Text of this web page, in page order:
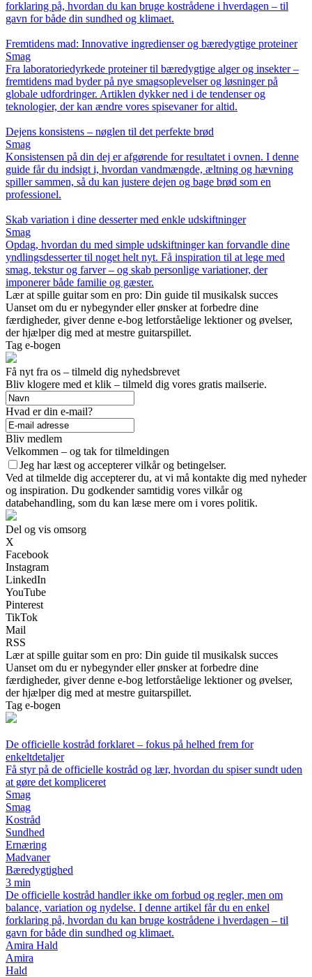
forklaring på, hvordan du kan bruge kostrådene i hverdagen – til
gavn for både din sundhed og klimaet.
Fremtidens mad: Innovative ingredienser og bæredygtige proteiner
Smag
Fra laboratoriedyrkede proteiner til bæredygtige alger og insekter –
fremtidens mad byder på nye smagsoplevelser og løsninger på
globale udfordringer. Artiklen dykker ned i de tendenser og
teknologier, der kan ændre vores spisevaner for altid.
Dejens konsistens – nøglen til det perfekte brød
Smag
Konsistensen på din dej er afgørende for resultatet i ovnen. I denne
guide får du indsigt i, hvordan vandmængde, æltning og hævning
spiller sammen, så du kan justere dejen og bage brød som en
professionel.
Skab variation i dine desserter med enkle udskiftninger
Smag
Opdag, hvordan du med simple udskiftninger kan forvandle dine
yndlingsdesserter til noget helt nyt. Få inspiration til at lege med
smag, tekstur og farver – og skab personlige variationer, der
imponerer både familie og gæster.
Lær at spille guitar som en pro: Din guide til musikalsk succes
Uanset om du er nybegynder eller ønsker at forbedre dine
færdigheder, giver denne e-bog letforståelige lektioner og øvelser,
der hjælper dig med at mestre guitarspillet.
Tag e-bogen
Få nyt fra os – tilmeld dig nyhedsbrevet
Bliv klogere med et klik – tilmeld dig vores gratis mailserie.
Hvad er din e-mail?
Bliv medlem
Velkommen – og tak for tilmeldingen
Jeg har læst og accepterer vilkår og betingelser.
Ved at tilmelde dig accepterer du, at vi må kontakte dig med nyheder
og inspiration. Du godkender samtidig vores vilkår og
databehandling, som du kan læse mere om i vores politik.
Del og vis omsorg
X
Facebook
Instagram
LinkedIn
YouTube
Pinterest
TikTok
Mail
RSS
Lær at spille guitar som en pro: Din guide til musikalsk succes
Uanset om du er nybegynder eller ønsker at forbedre dine
færdigheder, giver denne e-bog letforståelige lektioner og øvelser,
der hjælper dig med at mestre guitarspillet.
Tag e-bogen
De officielle kostråd forklaret – fokus på helhed frem for
enkeltdetaljer
Få styr på de officielle kostråd og lær, hvordan du spiser sundt uden
at gøre det kompliceret
Smag
Smag
Kostråd
Sundhed
Ernæring
Madvaner
Bæredygtighed
3 min
De officielle kostråd handler ikke om forbud og regler, men om
balance, variation og nydelse. I denne artikel får du en enkel
forklaring på, hvordan du kan bruge kostrådene i hverdagen – til
gavn for både din sundhed og klimaet.
Amira Hald
Amira
Hald